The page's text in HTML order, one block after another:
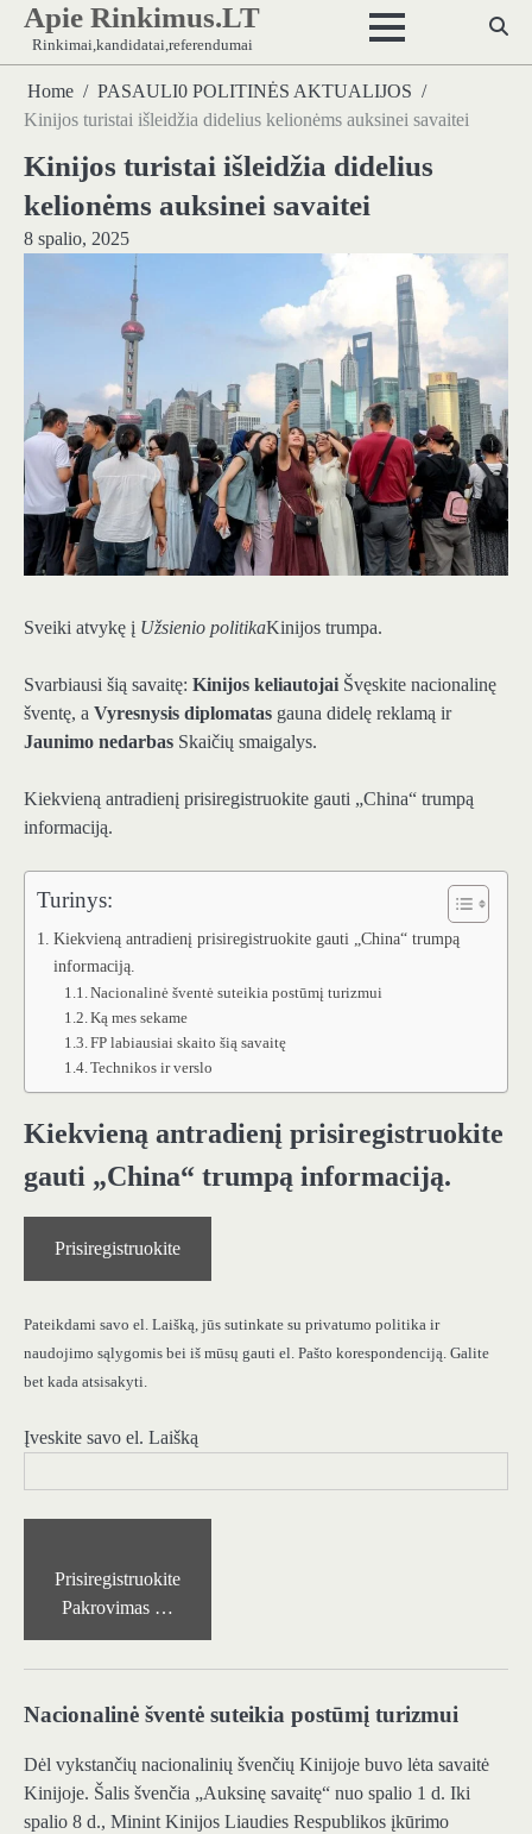
Skip
content
Apie Rinkimus.LT
Rinkimai,kandidatai,referendumai
Home
PASAULI0 POLITINĖS AKTUALIJOS
Kinijos turistai išleidžia didelius kelionėms auksinei savaitei
Kinijos turistai išleidžia didelius
kelionėms auksinei savaitei
8 spalio, 2025
Sveiki atvykę į Užsienio politikaKinijos trumpa.
Svarbiausi šią savaitę: Kinijos keliautojai Švęskite nacionalinę
šventę, a Vyresnysis diplomatas gauna didelę reklamą ir
Jaunimo nedarbas Skaičių smaigalys.
Kiekvieną antradienį prisiregistruokite gauti „China“ trumpą
informaciją.
Turinys:
Kiekvieną antradienį prisiregistruokite gauti „China“ trumpą
informaciją.
Nacionalinė šventė suteikia postūmį turizmui
Ką mes sekame
FP labiausiai skaito šią savaitę
Technikos ir verslo
Kiekvieną antradienį prisiregistruokite
gauti „China“ trumpą informaciją.
Prisiregistruokite
Pateikdami savo el. Laišką, jūs sutinkate su privatumo politika ir
naudojimo sąlygomis bei iš mūsų gauti el. Pašto korespondenciją. Galite
bet kada atsisakyti.
Įveskite savo el. Laišką
Prisiregistruokite
Pakrovimas …
Nacionalinė šventė suteikia postūmį turizmui
Dėl vykstančių nacionalinių švenčių Kinijoje buvo lėta savaitė
Kinijoje. Šalis švenčia „Auksinę savaitę“ nuo spalio 1 d. Iki
spalio 8 d., Minint Kinijos Liaudies Respublikos įkūrimo